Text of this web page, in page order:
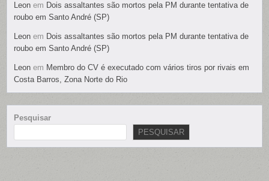
Leon em Dois assaltantes são mortos pela PM durante tentativa de
roubo em Santo André (SP)
Leon em Dois assaltantes são mortos pela PM durante tentativa de
roubo em Santo André (SP)
Leon em Membro do CV é executado com vários tiros por rivais em
Costa Barros, Zona Norte do Rio
Pesquisar
PESQUISAR